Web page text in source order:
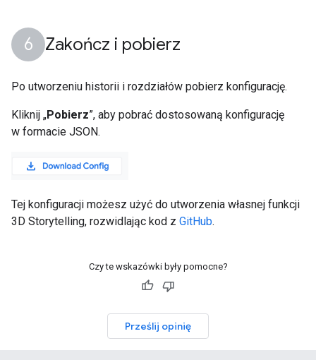
Zakończ i pobierz
Po utworzeniu historii i rozdziałów pobierz konfigurację.
Kliknij „Pobierz”, aby pobrać dostosowaną konfigurację
w formacie JSON.
Tej konfiguracji możesz użyć do utworzenia własnej funkcji
3D Storytelling, rozwidlając kod z GitHub.
Czy te wskazówki były pomocne?
Prześlij opinię